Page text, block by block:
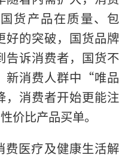
货产品在质量、包
好的突破，国货品牌
告诉消费者，国货不
新消费人群中“唯品
消费者开始更能注
性价比产品买单。
费医疗及健康生活解